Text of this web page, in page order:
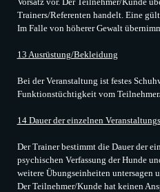
Trainers/Referenten handelt. Eine
Im Falle von höherer Gewalt
13 Ausrüstung/Bekleidung
Bei der Veranstaltung ist festes
Funktionstüchtigkeit vom
14 Dauer der einzelnen
Der Trainer bestimmt die Dauer der
psychischen Verfassung der Hunde
weitere Übungseinheiten untersagen
Der Teilnehmer/Kunde hat keinen